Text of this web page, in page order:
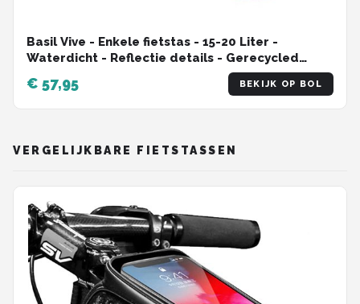
Basil Vive - Enkele fietstas - 15-20 Liter -
Waterdicht - Reflectie details - Gerecycled
materiaal - MIK Hooks - Incl. laptopvak -
rood/roze
€ 57,95 BEKIJK OP BOL
VERGELIJKBARE FIETSTASSEN